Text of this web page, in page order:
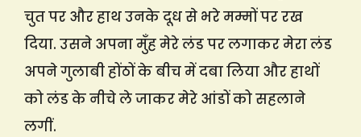
चुत पर और हाथ उनके दूध से भरे मम्मों पर रख
दिया. उसने अपना मुँह मेरे लंड पर लगाकर मेरा लंड
अपने गुलाबी होंठों के बीच में दबा लिया और हाथों
को लंड के नीचे ले जाकर मेरे आंडों को सहलाने
लगीं.